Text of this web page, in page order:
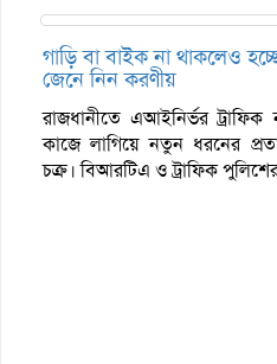
গাড়ি বা বাইক না থাকলেও
জেনে নিন করণীয়
রাজধানীতে এআইনির্ভর
কাজে লাগিয়ে নতুন ধরনের
চক্র। বিআরটিএ ও ট্রাফিক